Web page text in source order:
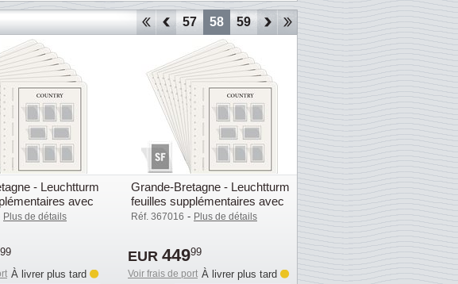
55 56 57 58 59 60 61
- Leuchtturm
avec
- 2015-2019
Plus de détails
99
À livrer plus tard
Grande-Bretagne - Leuchtturm
feuilles supplémentaires avec
pochettes (SF) - 2020-2024
Réf. 367016 - Plus de détails
EUR 44999
Voir frais de port À livrer plus tard